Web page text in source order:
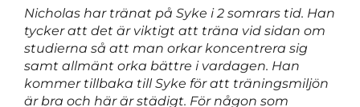
Nicholas har tränat på Syke i 2 somrars tid. Han
tycker att det är viktigt att träna vid sidan om
studierna så att man orkar koncentrera sig
samt allmänt orka bättre i vardagen. Han
kommer tillbaka till Syke för att träningsmiljön
är bra och här är städigt. För någon som